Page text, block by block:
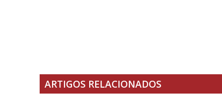
ARTIGOS RELACIONADOS